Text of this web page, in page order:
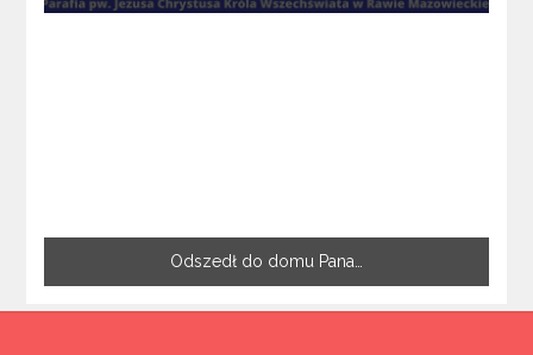
Odszedł do domu Pana…